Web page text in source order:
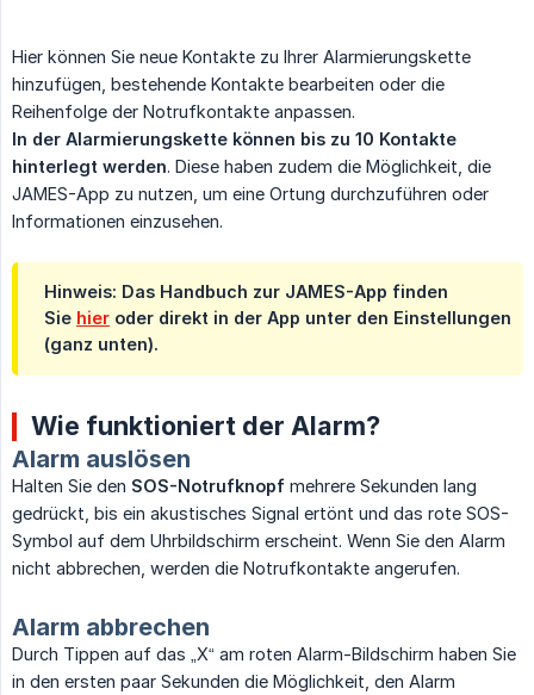
Hier können Sie neue Kontakte zu Ihrer Alarmierungskette
hinzufügen, bestehende Kontakte bearbeiten oder die
Reihenfolge der Notrufkontakte anpassen.
In der Alarmierungskette können bis zu 10 Kontakte
hinterlegt werden. Diese haben zudem die Möglichkeit, die
JAMES-App zu nutzen, um eine Ortung durchzuführen oder
Informationen einzusehen.
Hinweis: Das Handbuch zur JAMES-App finden
Sie hier oder direkt in der App unter den Einstellungen
(ganz unten).
Wie funktioniert der Alarm?
Alarm auslösen
Halten Sie den SOS-Notrufknopf mehrere Sekunden lang
gedrückt, bis ein akustisches Signal ertönt und das rote SOS-
Symbol auf dem Uhrbildschirm erscheint. Wenn Sie den Alarm
nicht abbrechen, werden die Notrufkontakte angerufen.
Alarm abbrechen
Durch Tippen auf das „X“ am roten Alarm-Bildschirm haben Sie
in den ersten paar Sekunden die Möglichkeit, den Alarm